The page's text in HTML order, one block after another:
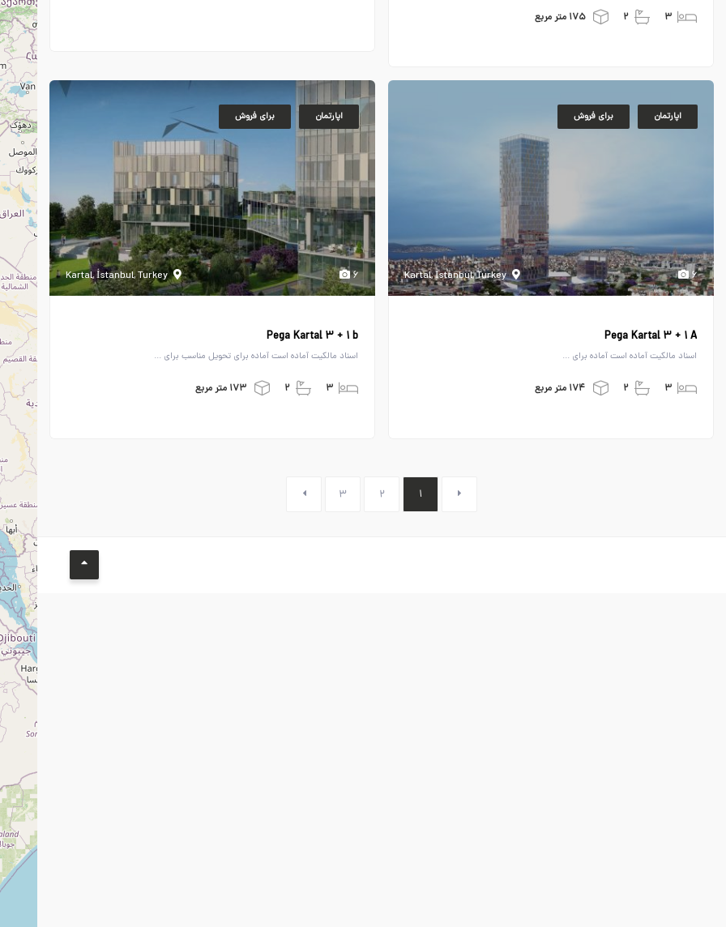
۳ ۲ ۱۷۵ متر مربع
Kartal, İstanbul, Turkey
برای فروش اپارتمان
۶
Pega Kartal ۳ + ۱ b
اسناد مالکیت آماده است آماده برای تحویل مناسب برای ...
۳ ۲
Kartal, İstanbul, Turkey
برای فروش اپارتمان
۶
Pega Kartal ۳ + ۱ A
اسناد مالکیت آماده است آماده برای ...
۳ ۲
۱ ۲ ۳